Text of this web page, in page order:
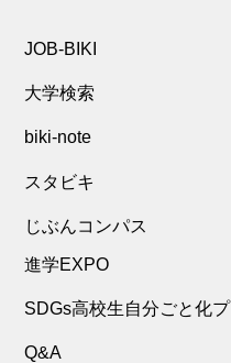
JOB-BIKI
大学検索
biki-note
スタビキ
じぶんコンパス
進学EXPO
SDGs高校生自分ごと化
Q&A